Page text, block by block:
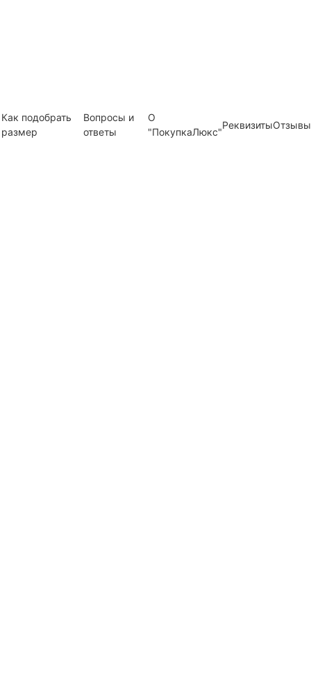
Как подобрать
размер
Вопросы и
ответы
О
"ПокупкаЛюкс"
РеквизитыОтзывы